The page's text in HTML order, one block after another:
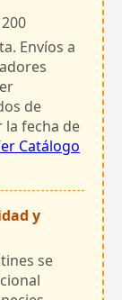
Envíos a
de
la fecha de
Catálogo
y
se